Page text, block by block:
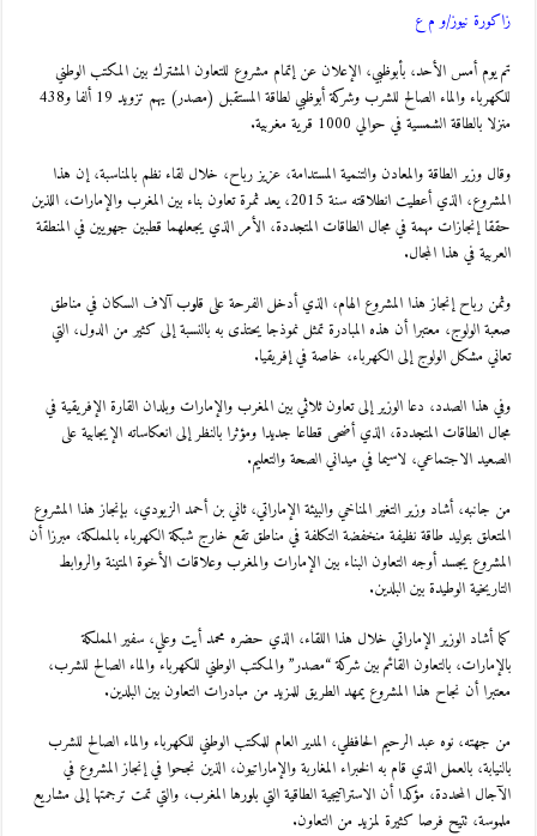
زاكورة نيوز/و م ع
تم يوم أمس الأحد، بأبوظبي، الإعلان عن إتمام مشروع للتعاون المشترك بين المكتب الوطني
للكهرباء والماء الصالح للشرب وشركة أبوظبي لطاقة المستقبل (مصدر) يهم تزويد 19 ألفا و438
منزلا بالطاقة الشمسية في حوالي 1000 قرية مغربية.
وقال وزير الطاقة والمعادن والتنمية المستدامة، عزيز رباح، خلال لقاء نظم بالمناسبة، إن هذا
المشروع، الذي أعطيت انطلاقته سنة 2015، يعد ثمرة تعاون بناء بين المغرب والإمارات، اللذين
حققا إنجازات مهمة في مجال الطاقات المتجددة، الأمر الذي يجعلهما قطبين جهويين في المنطقة
العربية في هذا المجال.
وثمن رباح إنجاز هذا المشروع الهام، الذي أدخل الفرحة على قلوب آلاف السكان في مناطق
صعبة الولوج، معتبرا أن هذه المبادرة تمثل نموذجا يحتذى به بالنسبة إلى كثير من الدول، التي
تعاني مشكل الولوج إلى الكهرباء، خاصة في إفريقيا.
وفي هذا الصدد، دعا الوزير إلى تعاون ثلاثي بين المغرب والإمارات وبلدان القارة الإفريقية في
مجال الطاقات المتجددة، الذي أضحى قطاعا جديدا ومؤثرا بالنظر إلى انعكاساته الإيجابية على
الصعيد الاجتماعي، لاسيما في ميداني الصحة والتعليم.
من جانبه، أشاد وزير التغير المناخي والبيئة الإماراتي، ثاني بن أحمد الزيودي، بإنجاز هذا المشروع
المتعلق بتوليد طاقة نظيفة منخفضة التكلفة في مناطق تقع خارج شبكة الكهرباء بالمملكة، مبرزا أن
المشروع يجسد أوجه التعاون البناء بين الإمارات والمغرب وعلاقات الأخوة المتينة والروابط
التاريخية الوطيدة بين البلدين.
كما أشاد الوزير الإماراتي خلال هذا اللقاء، الذي حضره محمد أيت وعلي، سفير المملكة
بالإمارات، بالتعاون القائم بين شركة “مصدر” والمكتب الوطني للكهرباء والماء الصالح للشرب،
معتبرا أن نجاح هذا المشروع يمهد الطريق للمزيد من مبادرات التعاون بين البلدين.
من جهته، نوه عبد الرحيم الحافظي، المدير العام للمكتب الوطني للكهرباء والماء الصالح للشرب
بالنيابة، بالعمل الذي قام به الخبراء المغاربة والإماراتيون، الذين نجحوا في إنجاز المشروع في
الآجال المحددة، مؤكدا أن الاستراتيجية الطاقية التي بلورها المغرب، والتي تمت ترجمتها إلى مشاريع
ملموسة، تتيح فرصا كثيرة لمزيد من التعاون.